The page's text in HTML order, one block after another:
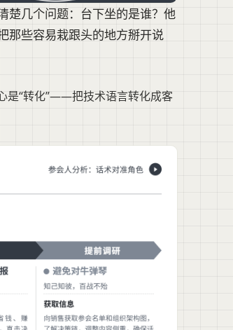
楚几个问题：台下坐的是谁？他
那些容易栽跟头的地方掰开说
是“转化”——把技术语言转化成客